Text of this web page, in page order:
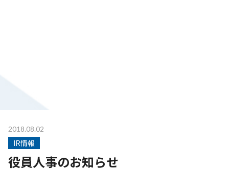
2018.08.02
IR情報
役員人事のお知らせ